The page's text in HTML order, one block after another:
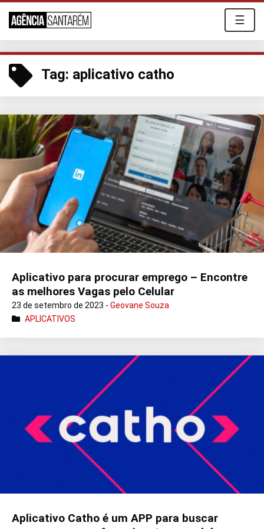
☰
Tag: aplicativo catho
Aplicativo para procurar emprego – Encontre
as melhores Vagas pelo Celular
23 de setembro de 2023 - Geovane Souza
APLICATIVOS
Aplicativo Catho é um APP para buscar